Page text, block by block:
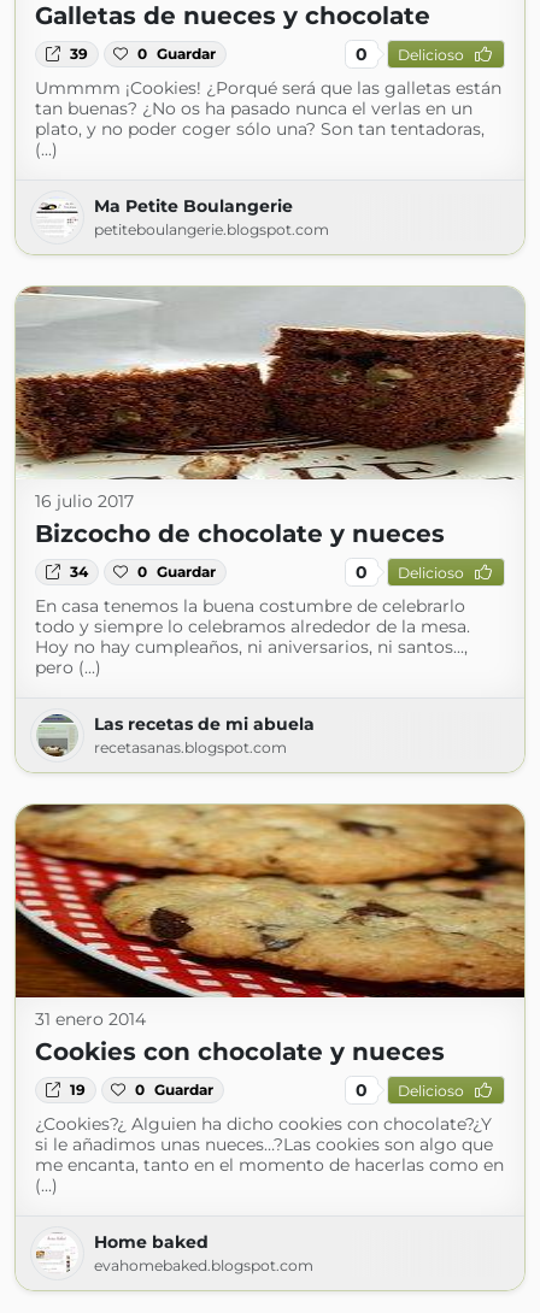
Galletas de nueces y chocolate
39 0 Guardar 0 Delicioso
Ummmm ¡Cookies! ¿Porqué será que las galletas están
tan buenas? ¿No os ha pasado nunca el verlas en un
plato, y no poder coger sólo una? Son tan tentadoras,
(...)
Ma Petite Boulangerie
petiteboulangerie.blogspot.com
16 julio 2017
Bizcocho de chocolate y nueces
34 0 Guardar 0 Delicioso
En casa tenemos la buena costumbre de celebrarlo
todo y siempre lo celebramos alrededor de la mesa.
Hoy no hay cumpleaños, ni aniversarios, ni santos...,
pero (...)
Las recetas de mi abuela
recetasanas.blogspot.com
31 enero 2014
Cookies con chocolate y nueces
19 0 Guardar 0 Delicioso
¿Cookies?¿ Alguien ha dicho cookies con chocolate?¿Y
si le añadimos unas nueces…?Las cookies son algo que
me encanta, tanto en el momento de hacerlas como en
(...)
Home baked
evahomebaked.blogspot.com